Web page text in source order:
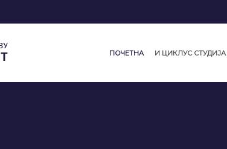
ПОЧЕТНА И ЦИКЛУС СТУДИЈА